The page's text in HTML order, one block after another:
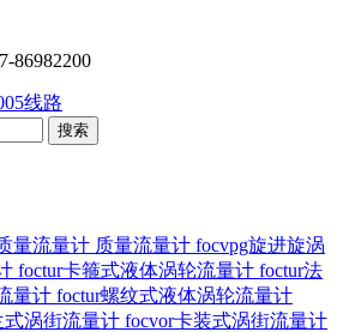
86982200
线路
量流量计 质量流量计 focvpg旋进旋涡
foctur卡箍式液体涡轮流量计 foctur法
量计 foctur螺纹式液体涡轮流量计
式涡街流量计 focvor卡装式涡街流量计